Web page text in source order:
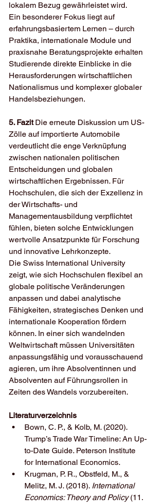
lokalem Bezug gewährleistet wird.
Ein besonderer Fokus liegt auf
erfahrungsbasiertem Lernen – durch
Praktika, internationale Module und
praxisnahe Beratungsprojekte erhalten
Studierende direkte Einblicke in die
Herausforderungen wirtschaftlichen
Nationalismus und komplexer globaler
Handelsbeziehungen.
5. Fazit Die erneute Diskussion um US-
Zölle auf importierte Automobile
verdeutlicht die enge Verknüpfung
zwischen nationalen politischen
Entscheidungen und globalen
wirtschaftlichen Ergebnissen. Für
Hochschulen, die sich der Exzellenz in
der Wirtschafts- und
Managementausbildung verpflichtet
fühlen, bieten solche Entwicklungen
wertvolle Ansatzpunkte für Forschung
und innovative Lehrkonzepte.
Die Swiss International University
zeigt, wie sich Hochschulen flexibel an
globale politische Veränderungen
anpassen und dabei analytische
Fähigkeiten, strategisches Denken und
internationale Kooperation fördern
können. In einer sich wandelnden
Weltwirtschaft müssen Universitäten
anpassungsfähig und vorausschauend
agieren, um ihre Absolventinnen und
Absolventen auf Führungsrollen in
Zeiten des Wandels vorzubereiten.
Literaturverzeichnis
Bown, C. P., & Kolb, M. (2020).
Trump’s Trade War Timeline: An Up-
to-Date Guide. Peterson Institute
for International Economics.
Krugman, P. R., Obstfeld, M., &
Melitz, M. J. (2018). International
Economics: Theory and Policy (11.